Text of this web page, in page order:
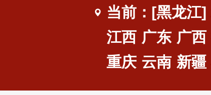
当前：[黑龙江]
江西 广东 广西
重庆 云南 新疆